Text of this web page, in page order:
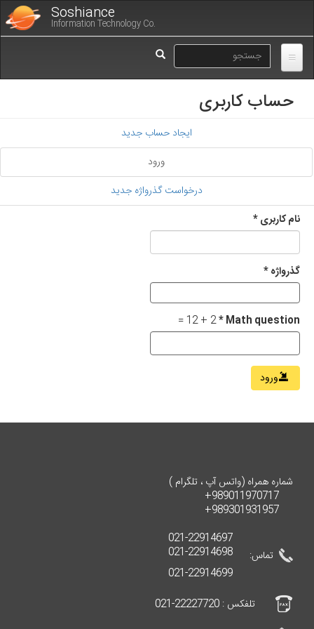
محتوای
اصلی
Soshiance
Information Technology Co.
فرم
جستجو
جستجو
حساب کاربری
اولیه
ایجاد حساب جدید
ورود
فعال)
درخواست گذرواژه جدید
نام کاربری*
گذرواژه*
Math question
*
2 + 12 =
ورود
شماره همراه (واتس آپ ، تلگرام )
تماس:
021-22914697
021-22914698
021-22914699
تلفکس : 22227720-021